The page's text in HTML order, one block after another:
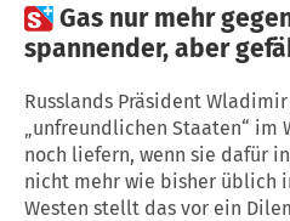
Gas nur mehr
spannender, aber
Russlands Präsident
„unfreundlichen Staaten“ im
noch liefern, wenn sie dafür
nicht mehr wie bisher üblich
Westen stellt das vor ein